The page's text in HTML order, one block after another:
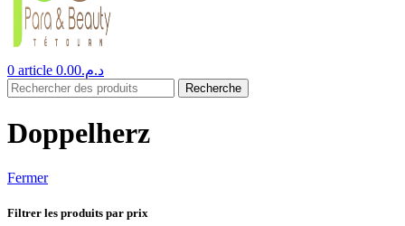
0 article د.م.0.00
Recherche
Doppelherz
Fermer
Filtrer les produits par prix